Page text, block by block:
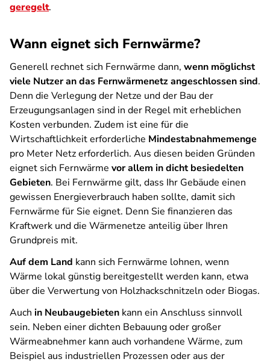
geregelt.
Wann eignet sich Fernwärme?
Generell rechnet sich Fernwärme dann, wenn möglichst
viele Nutzer an das Fernwärmenetz angeschlossen sind.
Denn die Verlegung der Netze und der Bau der
Erzeugungsanlagen sind in der Regel mit erheblichen
Kosten verbunden. Zudem ist eine für die
Wirtschaftlichkeit erforderliche Mindestabnahmemenge
pro Meter Netz erforderlich. Aus diesen beiden Gründen
eignet sich Fernwärme vor allem in dicht besiedelten
Gebieten. Bei Fernwärme gilt, dass Ihr Gebäude einen
gewissen Energieverbrauch haben sollte, damit sich
Fernwärme für Sie eignet. Denn Sie finanzieren das
Kraftwerk und die Wärmenetze anteilig über Ihren
Grundpreis mit.
Auf dem Land kann sich Fernwärme lohnen, wenn
Wärme lokal günstig bereitgestellt werden kann, etwa
über die Verwertung von Holzhackschnitzeln oder Biogas.
Auch in Neubaugebieten kann ein Anschluss sinnvoll
sein. Neben einer dichten Bebauung oder großer
Wärmeabnehmer kann auch vorhandene Wärme, zum
Beispiel aus industriellen Prozessen oder aus der